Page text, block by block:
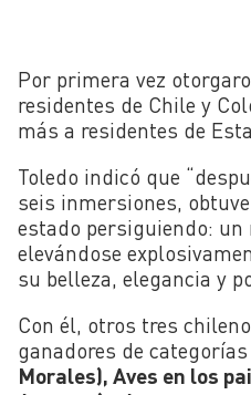
Por primera vez
residentes de Chile y
más a residentes de
Toledo indicó que
seis inmersiones,
estado persiguiendo:
elevándose
su belleza, elegancia y
Con él, otros tres
ganadores de
Morales), Aves en los